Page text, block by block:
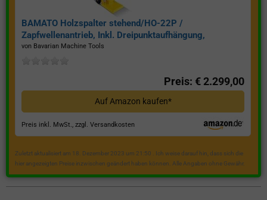
BAMATO Holzspalter stehend/HO-22P /
Zapfwellenantrieb, Inkl. Dreipunktaufhängung,
Spaltkraft 22 Tonnen*
von Bavarian Machine Tools
Preis: € 2.299,00
Auf Amazon kaufen*
Preis inkl. MwSt., zzgl. Versandkosten
Zuletzt aktualisiert am 18. Dezember 2023 um 21:50 . Ich weise darauf hin, dass sich die
hier angezeigten Preise inzwischen geändert haben können. Alle Angaben ohne Gewähr.